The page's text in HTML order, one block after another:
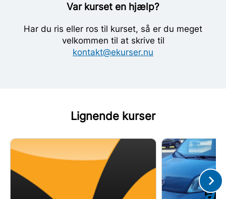
Var kurset en hjælp?
Har du ris eller ros til kurset, så er du meget
velkommen til at skrive til
kontakt@ekurser.nu
Lignende kurser